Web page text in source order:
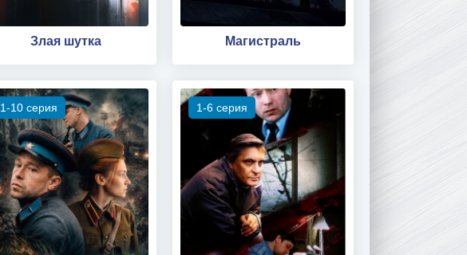
Злая шутка Магистраль
1-10 серия 1-6 серия